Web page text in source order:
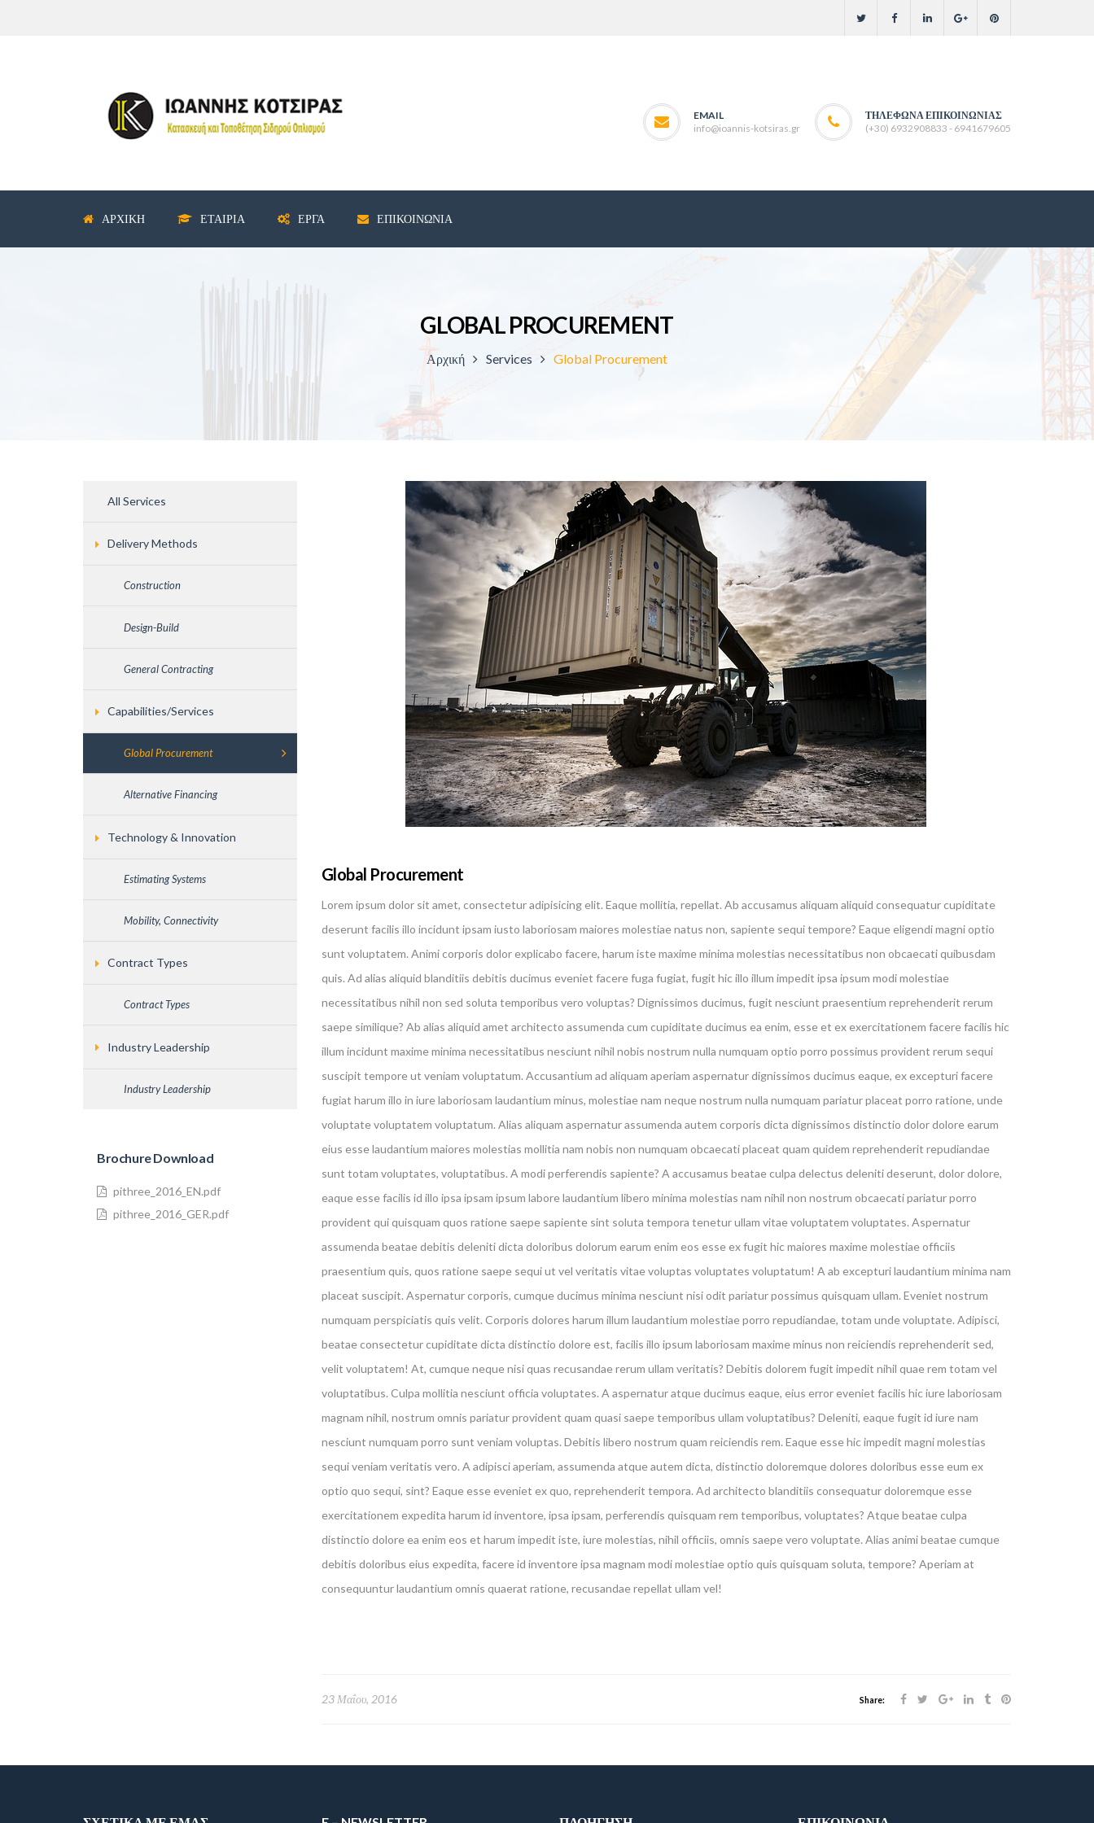
EMAIL
info@ioannis-kotsiras.gr
ΤΗΛΈΦΩΝΑ ΕΠΙΚΟΙΝΩΝΊΑΣ
(+30) 6932908833 - 6941679605
ΑΡΧΙΚΉ ΕΤΑΙΡΊΑ ΈΡΓΑ ΕΠΙΚΟΙΝΩΝΊΑ
GLOBAL PROCUREMENT
Αρχική Services Global Procurement
Global Procurement
Lorem ipsum dolor sit amet, consectetur adipisicing elit. Eaque mollitia, repellat. Ab accusamus aliquam aliquid consequatur cupiditate
deserunt facilis illo incidunt ipsam iusto laboriosam maiores molestiae natus non, sapiente sequi tempore? Eaque eligendi magni optio
sunt voluptatem. Animi corporis dolor explicabo facere, harum iste maxime minima molestias necessitatibus non obcaecati quibusdam
quis. Ad alias aliquid blanditiis debitis ducimus eveniet facere fuga fugiat, fugit hic illo illum impedit ipsa ipsum modi molestiae
necessitatibus nihil non sed soluta temporibus vero voluptas? Dignissimos ducimus, fugit nesciunt praesentium reprehenderit rerum
saepe similique? Ab alias aliquid amet architecto assumenda cum cupiditate ducimus ea enim, esse et ex exercitationem facere facilis hic
illum incidunt maxime minima necessitatibus nesciunt nihil nobis nostrum nulla numquam optio porro possimus provident rerum sequi
suscipit tempore ut veniam voluptatum. Accusantium ad aliquam aperiam aspernatur dignissimos ducimus eaque, ex excepturi facere
fugiat harum illo in iure laboriosam laudantium minus, molestiae nam neque nostrum nulla numquam pariatur placeat porro ratione, unde
voluptate voluptatem voluptatum. Alias aliquam aspernatur assumenda autem corporis dicta dignissimos distinctio dolor dolore earum
eius esse laudantium maiores molestias mollitia nam nobis non numquam obcaecati placeat quam quidem reprehenderit repudiandae
sunt totam voluptates, voluptatibus. A modi perferendis sapiente? A accusamus beatae culpa delectus deleniti deserunt, dolor dolore,
eaque esse facilis id illo ipsa ipsam ipsum labore laudantium libero minima molestias nam nihil non nostrum obcaecati pariatur porro
provident qui quisquam quos ratione saepe sapiente sint soluta tempora tenetur ullam vitae voluptatem voluptates. Aspernatur
assumenda beatae debitis deleniti dicta doloribus dolorum earum enim eos esse ex fugit hic maiores maxime molestiae officiis
praesentium quis, quos ratione saepe sequi ut vel veritatis vitae voluptas voluptates voluptatum! A ab excepturi laudantium minima nam
placeat suscipit. Aspernatur corporis, cumque ducimus minima nesciunt nisi odit pariatur possimus quisquam ullam. Eveniet nostrum
numquam perspiciatis quis velit. Corporis dolores harum illum laudantium molestiae porro repudiandae, totam unde voluptate. Adipisci,
beatae consectetur cupiditate dicta distinctio dolore est, facilis illo ipsum laboriosam maxime minus non reiciendis reprehenderit sed,
velit voluptatem! At, cumque neque nisi quas recusandae rerum ullam veritatis? Debitis dolorem fugit impedit nihil quae rem totam vel
voluptatibus. Culpa mollitia nesciunt officia voluptates. A aspernatur atque ducimus eaque, eius error eveniet facilis hic iure laboriosam
magnam nihil, nostrum omnis pariatur provident quam quasi saepe temporibus ullam voluptatibus? Deleniti, eaque fugit id iure nam
nesciunt numquam porro sunt veniam voluptas. Debitis libero nostrum quam reiciendis rem. Eaque esse hic impedit magni molestias
sequi veniam veritatis vero. A adipisci aperiam, assumenda atque autem dicta, distinctio doloremque dolores doloribus esse eum ex
optio quo sequi, sint? Eaque esse eveniet ex quo, reprehenderit tempora. Ad architecto blanditiis consequatur doloremque esse
exercitationem expedita harum id inventore, ipsa ipsam, perferendis quisquam rem temporibus, voluptates? Atque beatae culpa
distinctio dolore ea enim eos et harum impedit iste, iure molestias, nihil officiis, omnis saepe vero voluptate. Alias animi beatae cumque
debitis doloribus eius expedita, facere id inventore ipsa magnam modi molestiae optio quis quisquam soluta, tempore? Aperiam at
consequuntur laudantium omnis quaerat ratione, recusandae repellat ullam vel!
23 Μαΐου, 2016 Share:
All Services
Delivery Methods
Construction
Design-Build
General Contracting
Capabilities/Services
Global Procurement
Alternative Financing
Technology & Innovation
Estimating Systems
Mobility, Connectivity
Contract Types
Contract Types
Industry Leadership
Industry Leadership
Brochure Download
pithree_2016_EN.pdf
pithree_2016_GER.pdf